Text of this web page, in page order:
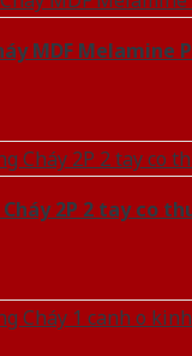
MDF Melamine
2P 2 tay co